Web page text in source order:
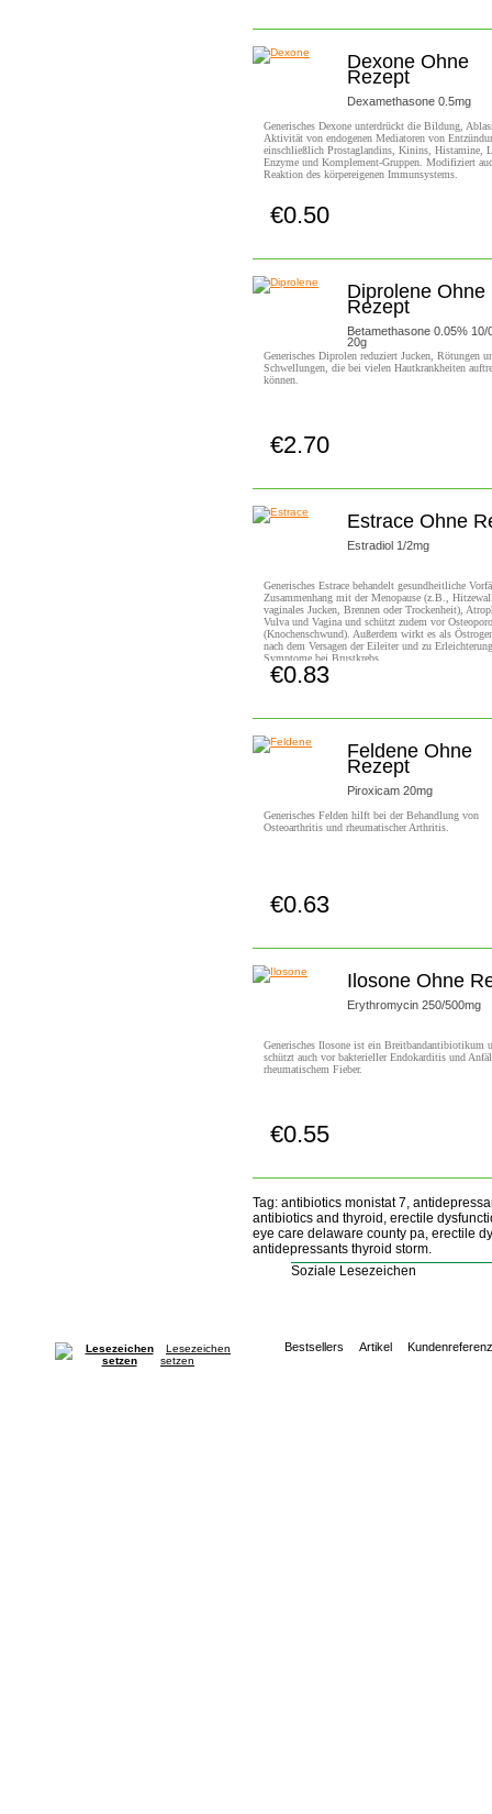
Dexone Ohne
Rezept
Dexamethasone 0.5mg
Generisches Dexone unterdrückt die Bildung,
Aktivität von endogenen Mediatoren von
einschließlich Prostaglandins, Kinins, Histamine,
Enzyme und Komplement-Gruppen. Modifiziert
Reaktion des körpereigenen Immunsystems.
€0.50
Diprolene Ohne
Rezept
Betamethasone 0.05% 10/
20g
Generisches Diprolen reduziert Jucken, Rötungen
Schwellungen, die bei vielen Hautkrankheiten
können.
€2.70
Estrace Ohne
Estradiol 1/2mg
Generisches Estrace behandelt gesundheitliche
Zusammenhang mit der Menopause (z.B.,
vaginales Jucken, Brennen oder Trockenheit),
Vulva und Vagina und schützt zudem vor
(Knochenschwund). Außerdem wirkt es als
nach dem Versagen der Eileiter und zu
Symptome bei Brustkrebs.
€0.83
Feldene Ohne
Rezept
Piroxicam 20mg
Generisches Felden hilft bei der Behandlung von
Osteoarthritis und rheumatischer Arthritis.
€0.63
Ilosone Ohne
Erythromycin 250/500mg
Generisches Ilosone ist ein Breitbandantibiotikum
schützt auch vor bakterieller Endokarditis und
rheumatischem Fieber.
€0.55
Tag: antibiotics monistat 7,
antibiotics and thyroid, erectile
eye care delaware county pa, erectile
antidepressants thyroid storm.
Soziale Lesezeichen
Lesezeichen
setzen
Bestsellers Artikel